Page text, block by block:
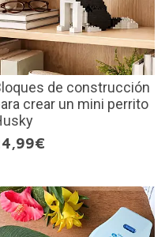
de construcción
crear un mini perrito